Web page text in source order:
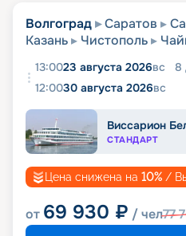
Волгоград Саратов
Казань
Чистополь
13:0023 августа 2026вс 8
12:0030 августа 2026вс
Виссарион
СТАНДАРТ
Цена снижена на 10% /
от 69 930 ₽ / чел77